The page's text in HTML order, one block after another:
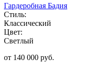
Гардеробная Бадия
Стиль:
Классический
Цвет:
Светлый
от 140 000 руб.